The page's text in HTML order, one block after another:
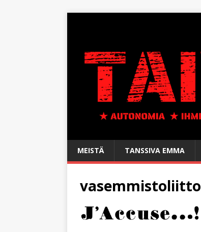
MEISTÄ TANSSIVA EMMA
vasemmistoliitto